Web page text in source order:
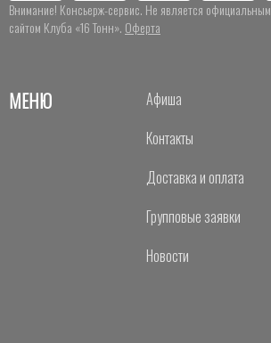
Внимание! Консьерж-сервис. Не является официальным
сайтом Клуба «16 Тонн». Оферта
МЕНЮ
Афиша
Контакты
Доставка и оплата
Групповые заявки
Новости